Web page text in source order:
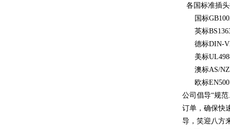
各国标准插
国标GB1002
英标
德标DIN-
美标UL498
澳标AS/
欧标
公司倡导“规
订单，确保快
导，笑迎八方